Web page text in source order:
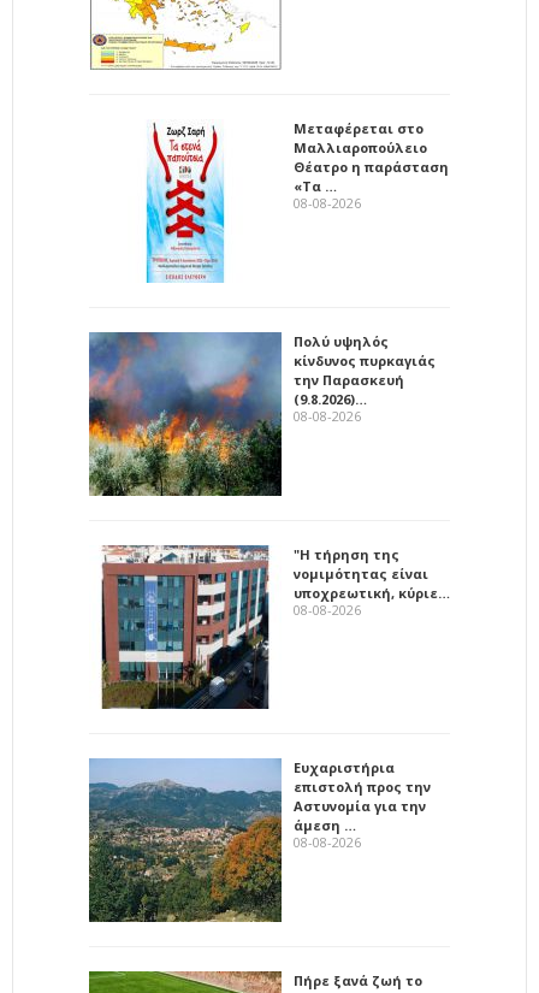
Μεταφέρεται στο
Μαλλιαροπούλειο
Θέατρο η παράσταση
«Τα …
08-08-2026
Πολύ υψηλός
κίνδυνος πυρκαγιάς
την Παρασκευή
(9.8.2026)…
08-08-2026
"Η τήρηση της
νομιμότητας είναι
υποχρεωτική, κύριε…
08-08-2026
Ευχαριστήρια
επιστολή προς την
Αστυνομία για την
άμεση …
08-08-2026
Πήρε ξανά ζωή το